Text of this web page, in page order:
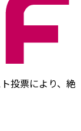
投票により、絶